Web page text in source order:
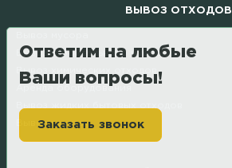
Ответим на любые
Ваши вопросы!
Заказать звонок
ВЫВОЗ ОТХОДОВ
Вывоз строительного мусора
Вывоз химических отходов
Аренда оборудования
Вывоз грунта